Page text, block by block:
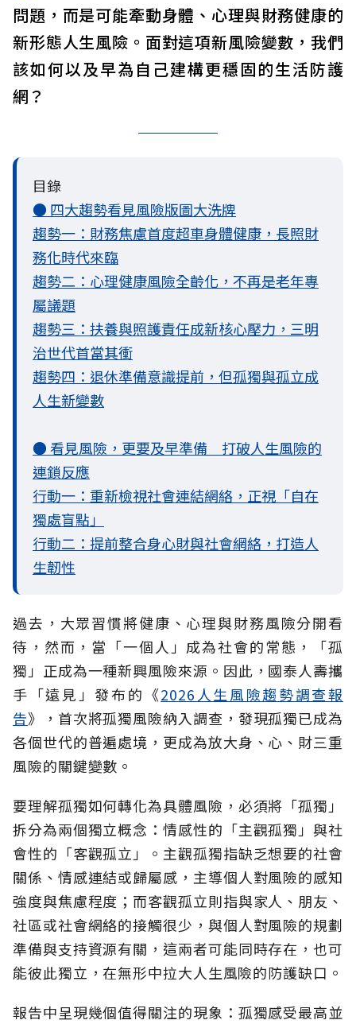
問題，而是可能牽動身體、心理與財務健康的
新形態人生風險。面對這項新風險變數，我們
該如何以及早為自己建構更穩固的生活防護
網？
目錄
● 四大趨勢看見風險版圖大洗牌
趨勢一：財務焦慮首度超車身體健康，長照財
務化時代來臨
趨勢二：心理健康風險全齡化，不再是老年專
屬議題
趨勢三：扶養與照護責任成新核心壓力，三明
治世代首當其衝
趨勢四：退休準備意識提前，但孤獨與孤立成
人生新變數
● 看見風險，更要及早準備 打破人生風險的
連鎖反應
行動一：重新檢視社會連結網絡，正視「自在
獨處盲點」
行動二：提前整合身心財與社會網絡，打造人
生韌性
過去，大眾習慣將健康、心理與財務風險分開看
待，然而，當「一個人」成為社會的常態，「孤
獨」正成為一種新興風險來源。因此，國泰人壽攜
手「遠見」發布的《2026人生風險趨勢調查報
告》，首次將孤獨風險納入調查，發現孤獨已成為
各個世代的普遍處境，更成為放大身、心、財三重
風險的關鍵變數。
要理解孤獨如何轉化為具體風險，必須將「孤獨」
拆分為兩個獨立概念：情感性的「主觀孤獨」與社
會性的「客觀孤立」。主觀孤獨指缺乏想要的社會
關係、情感連結或歸屬感，主導個人對風險的感知
強度與焦慮程度；而客觀孤立則指與家人、朋友、
社區或社會網絡的接觸很少，與個人對風險的規劃
準備與支持資源有關，這兩者可能同時存在，也可
能彼此獨立，在無形中拉大人生風險的防護缺口。
報告中呈現幾個值得關注的現象：孤獨感受最高並